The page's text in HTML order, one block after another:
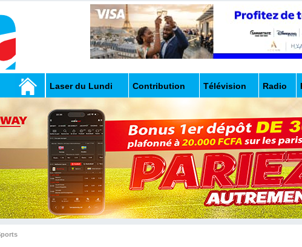
Laser du Lundi Contribution Télévision Radio